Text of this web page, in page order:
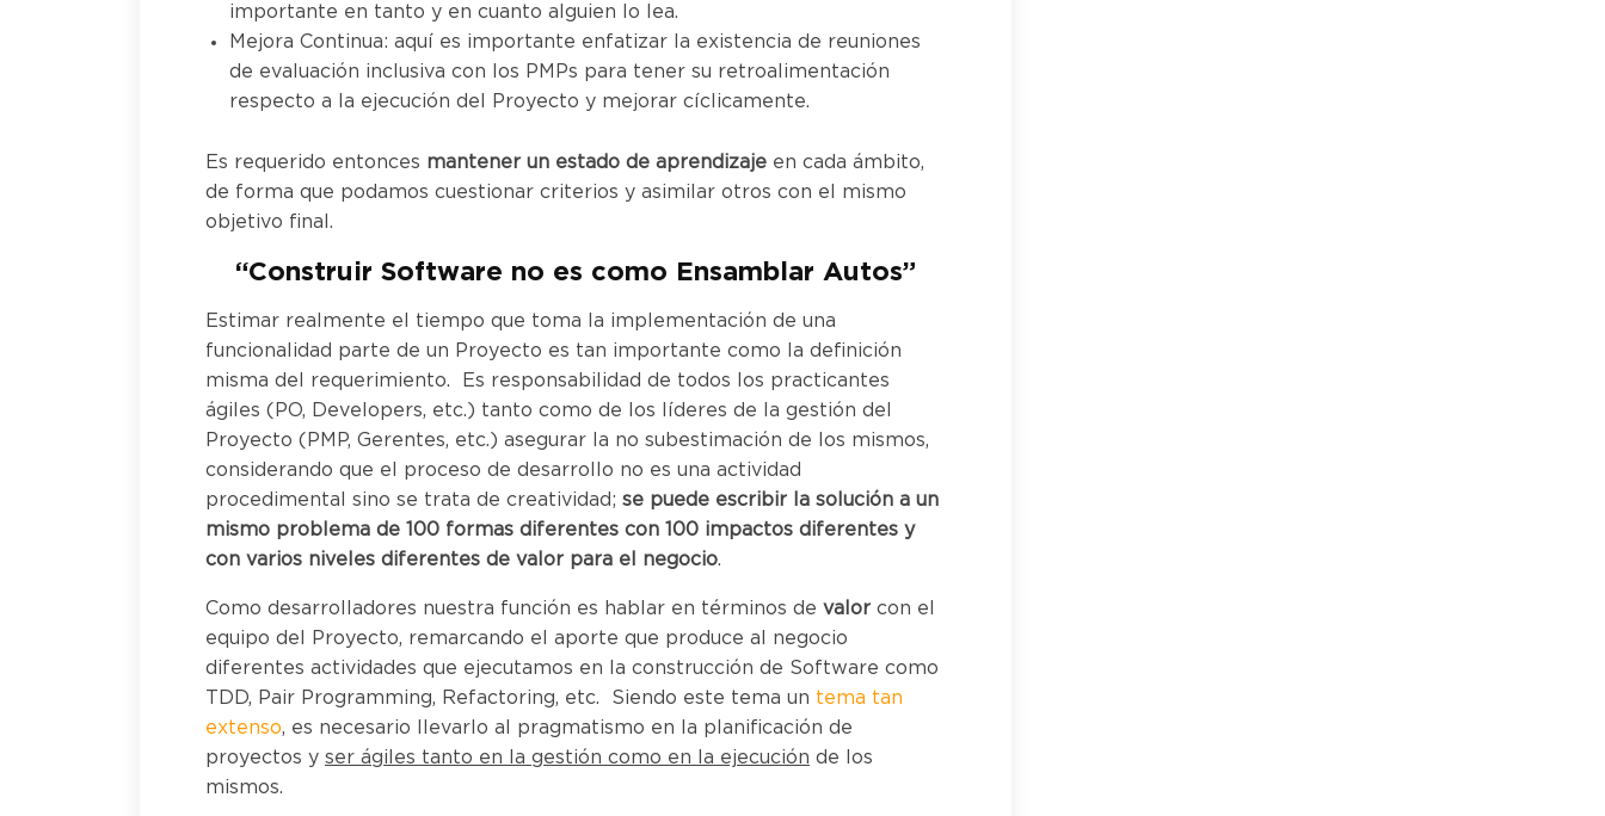
importante en tanto y en cuanto alguien lo lea.
Mejora Continua: aquí es importante enfatizar la existencia de reuniones
de evaluación inclusiva con los PMPs para tener su retroalimentación
respecto a la ejecución del Proyecto y mejorar cíclicamente.
Es requerido entonces mantener un estado de aprendizaje en cada ámbito,
de forma que podamos cuestionar criterios y asimilar otros con el mismo
objetivo final.
“Construir Software no es como Ensamblar Autos”
Estimar realmente el tiempo que toma la implementación de una
funcionalidad parte de un Proyecto es tan importante como la definición
misma del requerimiento. Es responsabilidad de todos los practicantes
ágiles (PO, Developers, etc.) tanto como de los líderes de la gestión del
Proyecto (PMP, Gerentes, etc.) asegurar la no subestimación de los mismos,
considerando que el proceso de desarrollo no es una actividad
procedimental sino se trata de creatividad; se puede escribir la solución a un
mismo problema de 100 formas diferentes con 100 impactos diferentes y
con varios niveles diferentes de valor para el negocio.
Como desarrolladores nuestra función es hablar en términos de valor con el
equipo del Proyecto, remarcando el aporte que produce al negocio
diferentes actividades que ejecutamos en la construcción de Software como
TDD, Pair Programming, Refactoring, etc. Siendo este tema un tema tan
extenso, es necesario llevarlo al pragmatismo en la planificación de
proyectos y ser ágiles tanto en la gestión como en la ejecución de los
mismos.